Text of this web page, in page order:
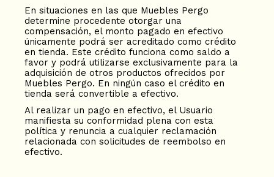
En situaciones en las que Muebles Pergo
determine procedente otorgar una
compensación, el monto pagado en efectivo
únicamente podrá ser acreditado como crédito
en tienda. Este crédito funciona como saldo a
favor y podrá utilizarse exclusivamente para la
adquisición de otros productos ofrecidos por
Muebles Pergo. En ningún caso el crédito en
tienda será convertible a efectivo.
Al realizar un pago en efectivo, el Usuario
manifiesta su conformidad plena con esta
política y renuncia a cualquier reclamación
relacionada con solicitudes de reembolso en
efectivo.